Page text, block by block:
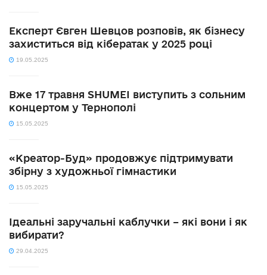
Експерт Євген Шевцов розповів, як бізнесу
захиститься від кібератак у 2025 році
19.05.2025
Вже 17 травня SHUMEI виступить з сольним
концертом у Тернополі
15.05.2025
«Креатор-Буд» продовжує підтримувати
збірну з художньої гімнастики
15.05.2025
Ідеальні заручальні каблучки – які вони і як
вибирати?
29.04.2025